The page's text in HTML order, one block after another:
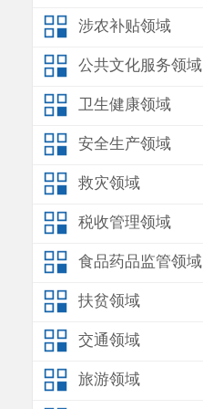
涉农补贴领域
公共文化服务领域
卫生健康领域
安全生产领域
救灾领域
税收管理领域
食品药品监管领域
扶贫领域
交通领域
旅游领域